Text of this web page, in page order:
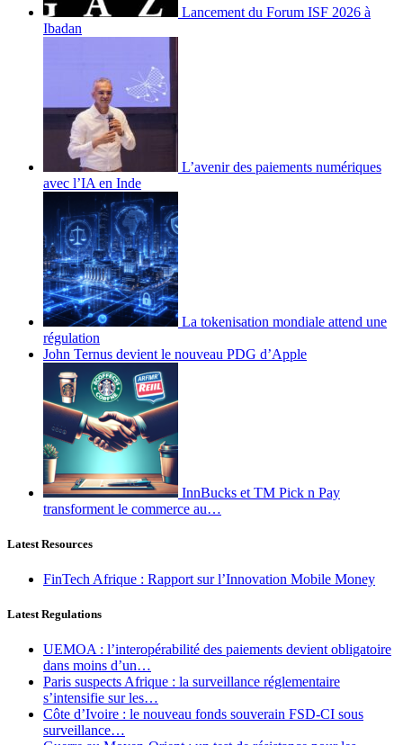
Lancement du Forum ISF 2026 à
Ibadan
L’avenir des paiements numériques
avec l’IA en Inde
La tokenisation mondiale attend une
régulation
John Ternus devient le nouveau PDG d’Apple
InnBucks et TM Pick n Pay
transforment le commerce au…
Latest Resources
FinTech Afrique : Rapport sur l’Innovation Mobile Money
Latest Regulations
UEMOA : l’interopérabilité des paiements devient obligatoire
dans moins d’un…
Paris suspects Afrique : la surveillance réglementaire
s’intensifie sur les…
Côte d’Ivoire : le nouveau fonds souverain FSD-CI sous
surveillance…